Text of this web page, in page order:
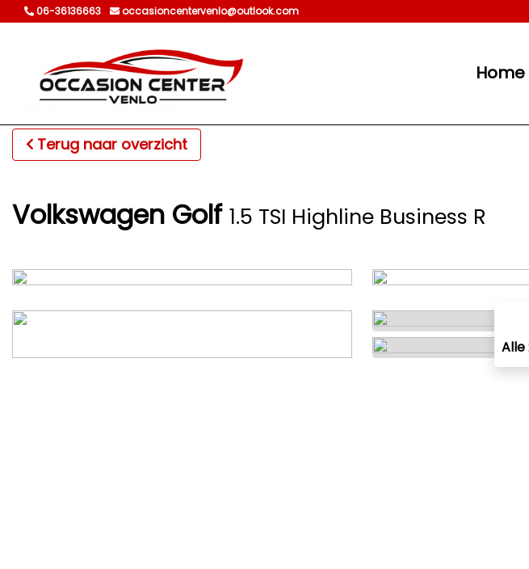
06-36136663 occasioncentervenlo@outlook.com
Home
Terug naar overzicht
Volkswagen Golf 1.5 TSI Highline Business R
Alle